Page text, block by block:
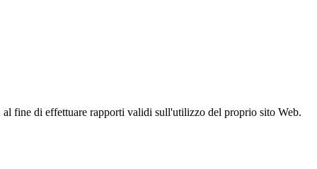
fine di effettuare rapporti validi sull'utilizzo del proprio sito Web.